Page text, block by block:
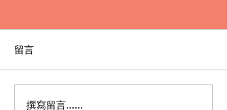
Premier English
留言
撰寫留言......